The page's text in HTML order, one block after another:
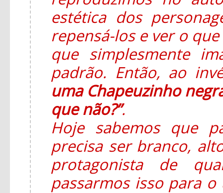
estética dos
repensá-los e ver o
que simplesmente
padrão. Então, ao
uma Chapeuzinho
que não?”.
Hoje sabemos que
precisa ser branco,
protagonista de
passarmos isso para